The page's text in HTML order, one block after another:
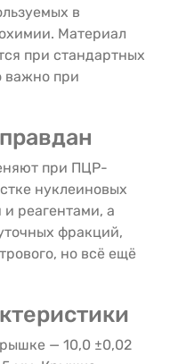
в
Материал
при стандартных
важно при
при ПЦР-
нуклеиновых
реагентами, а
фракций,
но всё ещё
— 10,0 ±0,02